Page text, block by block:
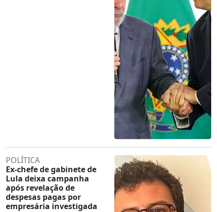
POLÍTICA
Ex-chefe de gabinete de
Lula deixa campanha
após revelação de
despesas pagas por
empresária investigada